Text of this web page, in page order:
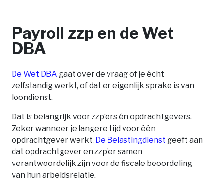
Payroll zzp en de Wet
DBA
De Wet DBA gaat over de vraag of je écht
zelfstandig werkt, of dat er eigenlijk sprake is van
loondienst.
Dat is belangrijk voor zzp’ers én opdrachtgevers.
Zeker wanneer je langere tijd voor één
opdrachtgever werkt. De Belastingdienst geeft aan
dat opdrachtgever en zzp’er samen
verantwoordelijk zijn voor de fiscale beoordeling
van hun arbeidsrelatie.